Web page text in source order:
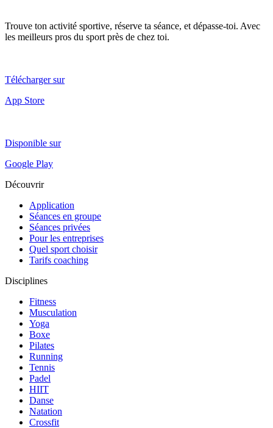
Trouve ton activité sportive, réserve ta séance, et dépasse-toi. Avec
les meilleurs pros du sport près de chez toi.
Télécharger sur
App Store
Disponible sur
Google Play
Découvrir
Application
Séances en groupe
Séances privées
Pour les entreprises
Quel sport choisir
Tarifs coaching
Disciplines
Fitness
Musculation
Yoga
Boxe
Pilates
Running
Tennis
Padel
HIIT
Danse
Natation
Crossfit